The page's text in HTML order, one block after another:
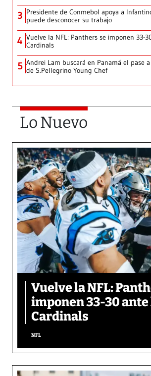
3 Presidente de Conmebol apoya a
puede desconocer su trabajo
4 Vuelve la NFL: Panthers se imponen 33-
Cardinals
5 Andrei Lam buscará en Panamá el pase
de S.Pellegrino Young Chef
Lo Nuevo
Vuelve la NFL:
imponen 33-30 ante
Cardinals
NFL